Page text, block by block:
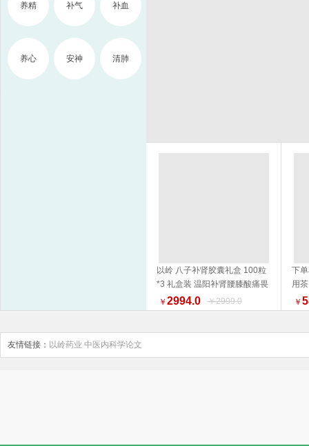
养精 补气 补血
养心 安神 清肺
以岭 八子补肾胶囊礼盒 100粒
*3 礼盒装 温阳补肾腰膝酸痛畏
寒 新旧包装随机发货
￥ 2994.0 ￥2999.0
下
用
￥
友情链接： 以岭药业 中医内科学论文